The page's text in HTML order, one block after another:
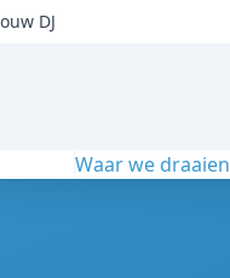
DJ
Waar we draaien